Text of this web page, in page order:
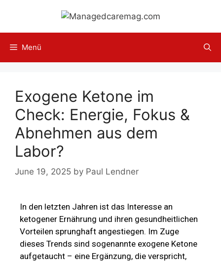
Menü
Exogene Ketone im
Check: Energie, Fokus &
Abnehmen aus dem
Labor?
June 19, 2025 by Paul Lendner
In den letzten Jahren ist das Interesse an
ketogener Ernährung und ihren gesundheitlichen
Vorteilen sprunghaft angestiegen. Im Zuge
dieses Trends sind sogenannte exogene Ketone
aufgetaucht – eine Ergänzung, die verspricht,